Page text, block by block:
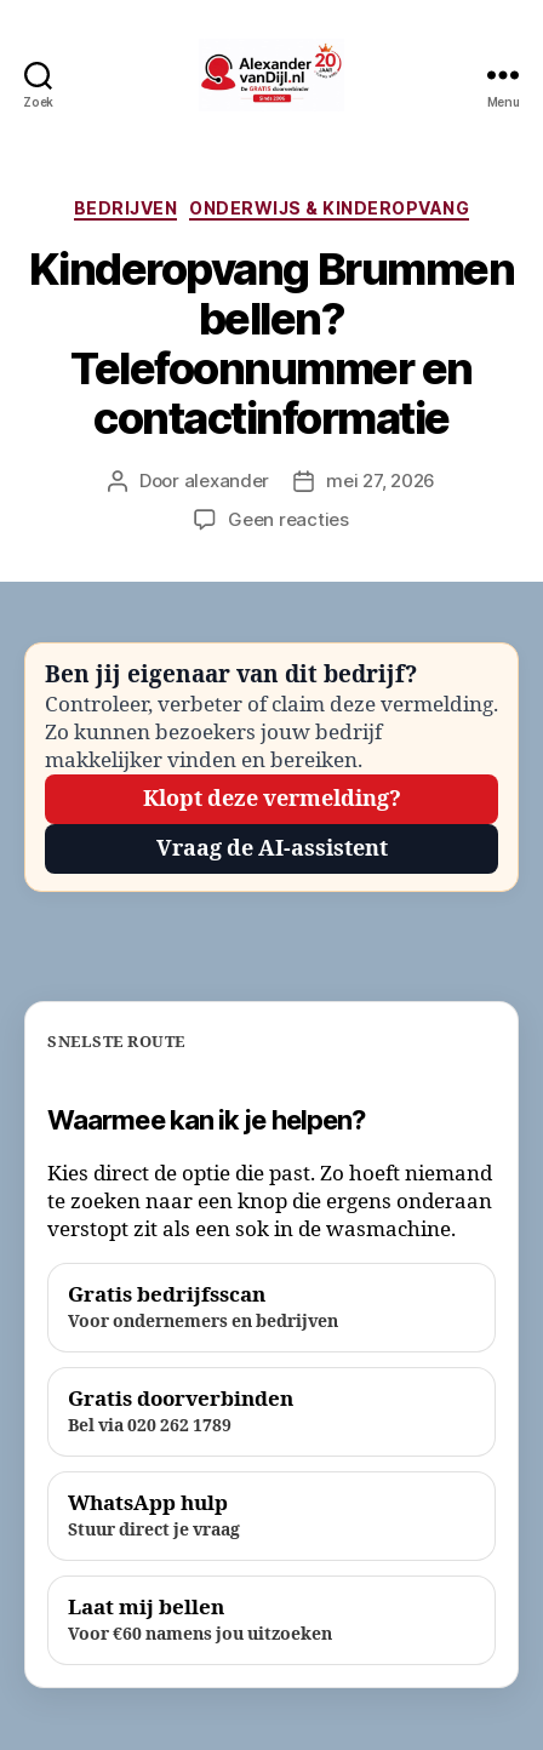
Zoek Menu
Categorieën
BEDRIJVEN ONDERWIJS & KINDEROPVANG
Kinderopvang Brummen
bellen?
Telefoonnummer en
contactinformatie
Berichtauteur
Door alexander Berichtdatum
mei 27, 2026
Geen reactiesop
en
contactinformatie
Ben jij eigenaar van dit bedrijf?
Controleer, verbeter of claim deze vermelding.
Zo kunnen bezoekers jouw bedrijf
makkelijker vinden en bereiken.
Klopt deze vermelding?
Vraag de AI-assistent
SNELSTE ROUTE
Waarmee kan ik je helpen?
Kies direct de optie die past. Zo hoeft niemand
te zoeken naar een knop die ergens onderaan
verstopt zit als een sok in de wasmachine.
Gratis bedrijfsscan
Voor ondernemers en bedrijven
Gratis doorverbinden
Bel via 020 262 1789
WhatsApp hulp
Stuur direct je vraag
Laat mij bellen
Voor €60 namens jou uitzoeken